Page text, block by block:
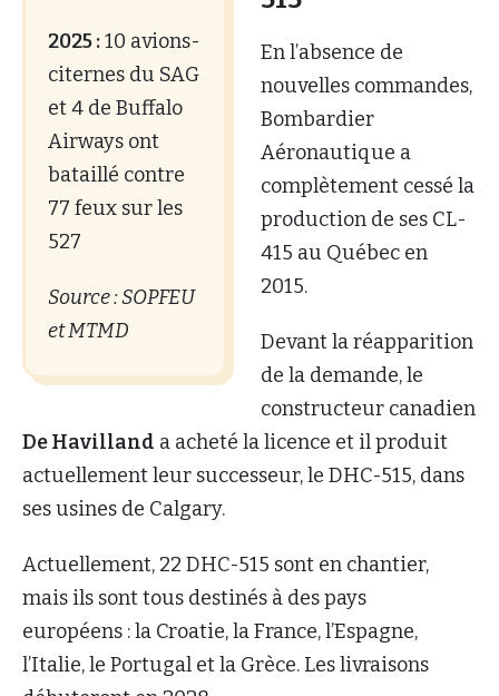
2025 :10 avions-
citernes du SAG
et 4 de Buffalo
Airways ont
bataillé contre
77 feux sur les
527
Source : SOPFEU
et MTMD
En l’absence de
nouvelles commandes,
Bombardier
Aéronautique a
complètement cessé la
production de ses CL-
415 au Québec en
2015.
Devant la réapparition
de la demande, le
constructeur canadien
De Havilland a acheté la licence et il produit
actuellement leur successeur, le DHC-515, dans
ses usines de Calgary.
Actuellement, 22 DHC-515 sont en chantier,
mais ils sont tous destinés à des pays
européens : la Croatie, la France, l’Espagne,
l’Italie, le Portugal et la Grèce. Les livraisons